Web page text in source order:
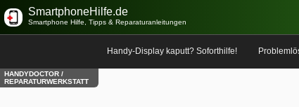
SmartphoneHilfe.de
Smartphone Hilfe, Tipps & Reparaturanleitungen
Handy-Display kaputt? Soforthilfe!
HANDYDOCTOR /
REPARATURWERKSTATT